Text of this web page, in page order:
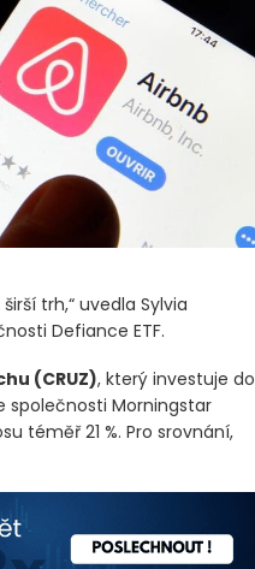
trh,“ uvedla Sylvia
Defiance ETF.
(CRUZ), který investuje do
společnosti Morningstar
téměř 21 %. Pro srovnání,